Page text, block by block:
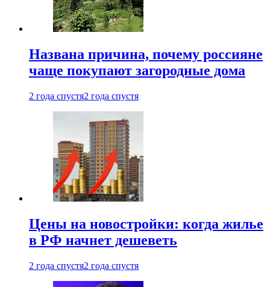
Названа причина, почему россияне
чаще покупают загородные дома
2 года спустя2 года спустя
Цены на новостройки: когда жилье
в РФ начнет дешеветь
2 года спустя2 года спустя